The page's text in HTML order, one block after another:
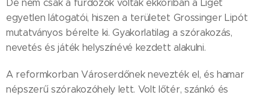
De nem csak a fürdőzők voltak ekkoriban a Liget
egyetlen látogatói, hiszen a területet Grossinger Lipót
mutatványos bérelte ki. Gyakorlatilag a szórakozás,
nevetés és játék helyszínévé kezdett alakulni.
A reformkorban Városerdőnek nevezték el, és hamar
népszerű szórakozóhely lett. Volt lőtér, szánkó és